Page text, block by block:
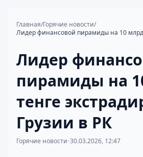
Главная/Горячие новости/
Лидер
пирамиды на
тенге
Грузии в РК
Горячие новости•30.03.2026, 12:47